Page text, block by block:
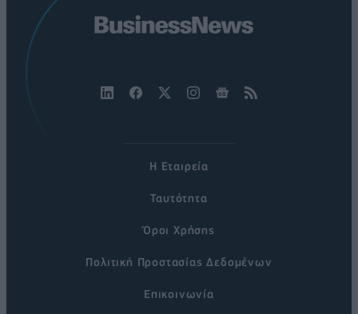
Η Εταιρεία
Ταυτότητα
Όροι Χρήσης
Πολιτική Προστασίας Δεδομένων
Επικοινωνία